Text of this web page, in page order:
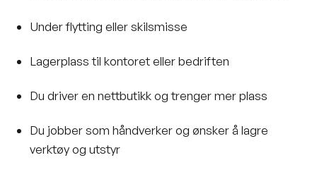
Under flytting eller skilsmisse
Lagerplass til kontoret eller bedriften
Du driver en nettbutikk og trenger mer plass
Du jobber som håndverker og ønsker å lagre
verktøy og utstyr